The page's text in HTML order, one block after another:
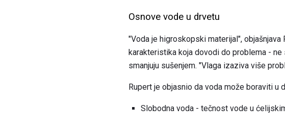
Osnove vode u drvetu
"Voda je higroskopski materijal",
karakteristika koja dovodi do problema -
smanjuju sušenjem. "Vlaga izaziva više
Rupert je objasnio da voda može boraviti u
Slobodna voda - tečnost vode u